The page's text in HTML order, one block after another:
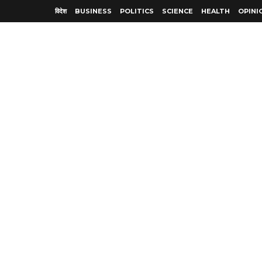
विदेश BUSINESS POLITICS SCIENCE HEALTH